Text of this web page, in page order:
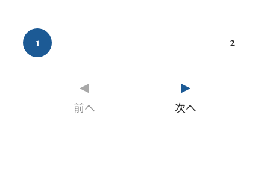
い」という表面的な理由
前へ
1 2
次へ